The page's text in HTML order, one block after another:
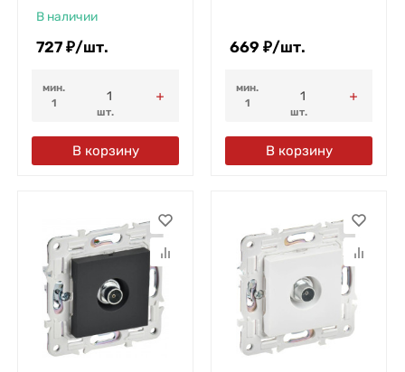
В наличии
727 ₽/шт.
мин.
1
шт.
В корзину
669 ₽/шт.
мин.
1
шт.
В корзину